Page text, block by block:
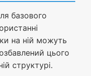
базового
на ній можуть
цього
структурі.